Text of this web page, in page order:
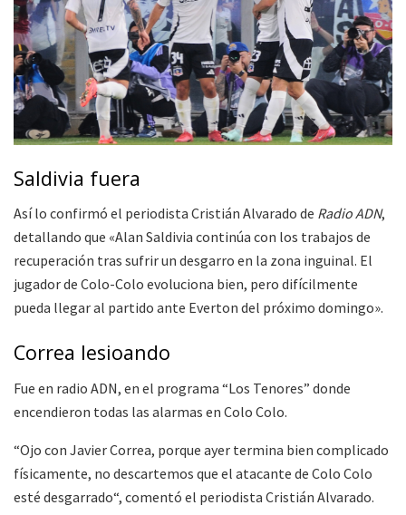
Saldivia fuera
Así lo confirmó el periodista Cristián Alvarado de Radio ADN,
detallando que «Alan Saldivia continúa con los trabajos de
recuperación tras sufrir un desgarro en la zona inguinal. El
jugador de Colo-Colo evoluciona bien, pero difícilmente
pueda llegar al partido ante Everton del próximo domingo».
Correa lesioando
Fue en radio ADN, en el programa “Los Tenores” donde
encendieron todas las alarmas en Colo Colo.
“Ojo con Javier Correa, porque ayer termina bien complicado
físicamente, no descartemos que el atacante de Colo Colo
esté desgarrado“, comentó el periodista Cristián Alvarado.